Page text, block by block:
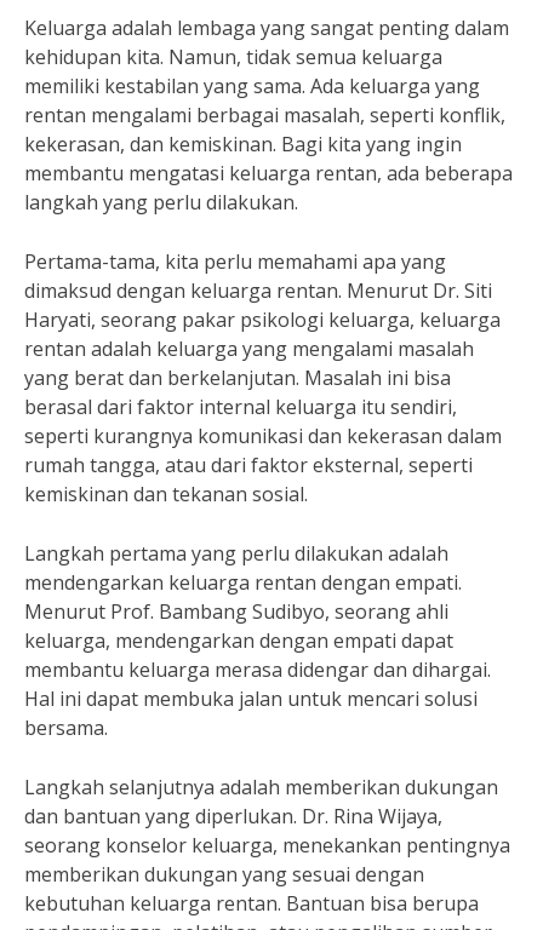
Keluarga adalah lembaga yang sangat penting dalam
kehidupan kita. Namun, tidak semua keluarga
memiliki kestabilan yang sama. Ada keluarga yang
rentan mengalami berbagai masalah, seperti konflik,
kekerasan, dan kemiskinan. Bagi kita yang ingin
membantu mengatasi keluarga rentan, ada beberapa
langkah yang perlu dilakukan.
Pertama-tama, kita perlu memahami apa yang
dimaksud dengan keluarga rentan. Menurut Dr. Siti
Haryati, seorang pakar psikologi keluarga, keluarga
rentan adalah keluarga yang mengalami masalah
yang berat dan berkelanjutan. Masalah ini bisa
berasal dari faktor internal keluarga itu sendiri,
seperti kurangnya komunikasi dan kekerasan dalam
rumah tangga, atau dari faktor eksternal, seperti
kemiskinan dan tekanan sosial.
Langkah pertama yang perlu dilakukan adalah
mendengarkan keluarga rentan dengan empati.
Menurut Prof. Bambang Sudibyo, seorang ahli
keluarga, mendengarkan dengan empati dapat
membantu keluarga merasa didengar dan dihargai.
Hal ini dapat membuka jalan untuk mencari solusi
bersama.
Langkah selanjutnya adalah memberikan dukungan
dan bantuan yang diperlukan. Dr. Rina Wijaya,
seorang konselor keluarga, menekankan pentingnya
memberikan dukungan yang sesuai dengan
kebutuhan keluarga rentan. Bantuan bisa berupa